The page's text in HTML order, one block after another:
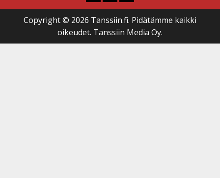
Copyright © 2026 Tanssiin.fi. Pidätämme kaikki
oikeudet. Tanssiin Media Oy.